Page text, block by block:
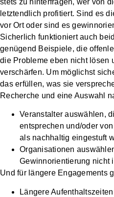
Services
Über
uns
Zusammenarbeit
mit Unternehmen
stets zu hinterfragen, wer von
letztendlich profitiert. Sind es
vor Ort oder sind es
Sicherlich funktioniert auch
genügend Beispiele, die
die Probleme eben nicht lösen
verschärfen. Um möglichst
das erfüllen, was sie
Recherche und eine Auswahl
Veranstalter auswählen,
entsprechen und/oder
als nachhaltig eingestuft
Organisationen
Gewinnorientierung nicht
Und für längere Engagements
Längere